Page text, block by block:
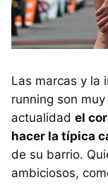
Las marcas y la
running son
actualidad el
hacer la típica
de su barrio.
ambiciosos,